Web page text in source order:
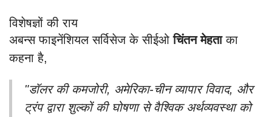
विशेषज्ञों की राय
अबन्स फाइनेंशियल सर्विसेज के सीईओचिंतन मेहताका
कहना है,
"डॉलर की कमजोरी, अमेरिका-चीन व्यापार विवाद, और
ट्रंप द्वारा शुल्कों की घोषणा से वैश्विक अर्थव्यवस्था को